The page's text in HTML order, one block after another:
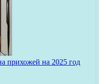
прихожей на 2025 год